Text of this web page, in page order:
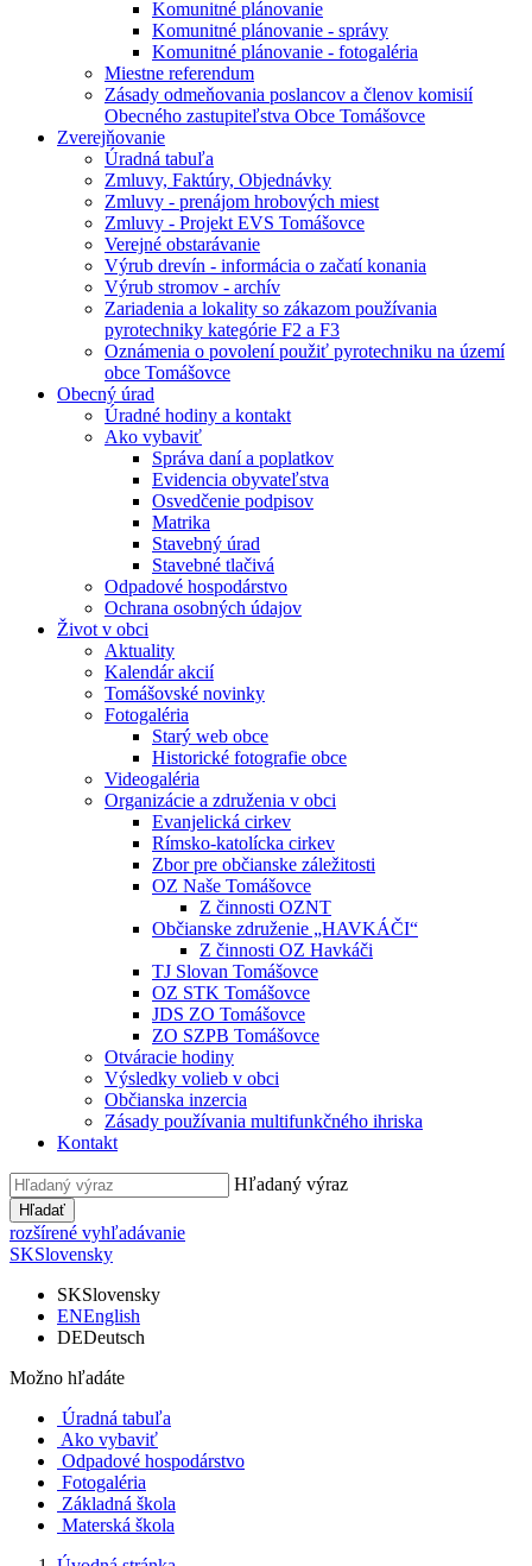
Komunitné plánovanie
Komunitné plánovanie - správy
Komunitné plánovanie - fotogaléria
Miestne referendum
Zásady odmeňovania poslancov a členov komisií
Obecného zastupiteľstva Obce Tomášovce
Zverejňovanie
Úradná tabuľa
Zmluvy, Faktúry, Objednávky
Zmluvy - prenájom hrobových miest
Zmluvy - Projekt EVS Tomášovce
Verejné obstarávanie
Výrub drevín - informácia o začatí konania
Výrub stromov - archív
Zariadenia a lokality so zákazom používania
pyrotechniky kategórie F2 a F3
Oznámenia o povolení použiť pyrotechniku na území
obce Tomášovce
Obecný úrad
Úradné hodiny a kontakt
Ako vybaviť
Správa daní a poplatkov
Evidencia obyvateľstva
Osvedčenie podpisov
Matrika
Stavebný úrad
Stavebné tlačivá
Odpadové hospodárstvo
Ochrana osobných údajov
Život v obci
Aktuality
Kalendár akcií
Tomášovské novinky
Fotogaléria
Starý web obce
Historické fotografie obce
Videogaléria
Organizácie a združenia v obci
Evanjelická cirkev
Rímsko-katolícka cirkev
Zbor pre občianske záležitosti
OZ Naše Tomášovce
Z činnosti OZNT
Občianske združenie „HAVKÁČI“
Z činnosti OZ Havkáči
TJ Slovan Tomášovce
OZ STK Tomášovce
JDS ZO Tomášovce
ZO SZPB Tomášovce
Otváracie hodiny
Výsledky volieb v obci
Občianska inzercia
Zásady používania multifunkčného ihriska
Kontakt
Hľadaný výraz
Hľadať
rozšírené vyhľadávanie
SKSlovensky
SKSlovensky
ENEnglish
DEDeutsch
Možno hľadáte
Úradná tabuľa
Ako vybaviť
Odpadové hospodárstvo
Fotogaléria
Základná škola
Materská škola